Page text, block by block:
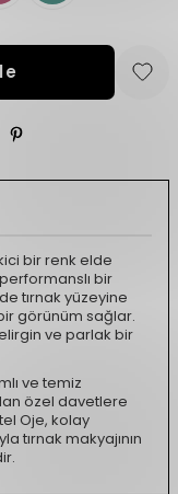
bir renk elde
bir
tırnak yüzeyine
görünüm sağlar.
ve parlak bir
ve temiz
özel davetlere
Oje, kolay
tırnak makyajının